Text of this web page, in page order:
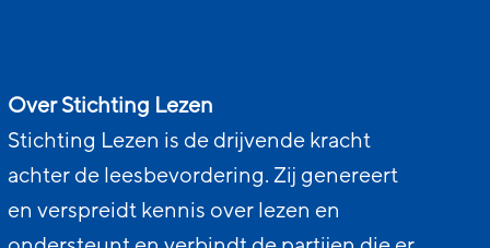
Over Stichting Lezen
Stichting Lezen is de drijvende kracht
achter de leesbevordering. Zij genereert
en verspreidt kennis over lezen en